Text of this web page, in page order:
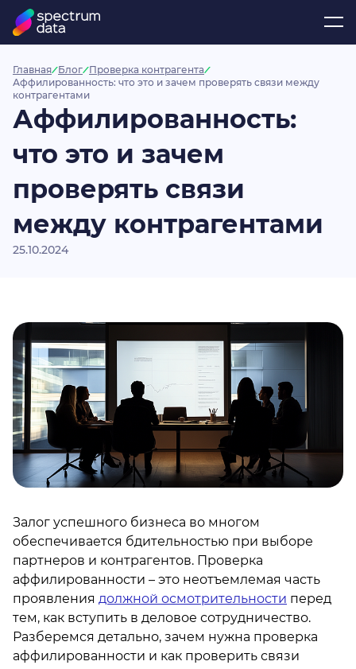
Главная Блог Проверка контрагента
Аффилированность: что это и зачем проверять связи между
контрагентами
Аффилированность:
что это и зачем
проверять связи
между контрагентами
25.10.2024
Залог успешного бизнеса во многом
обеспечивается бдительностью при выборе
партнеров и контрагентов. Проверка
аффилированности – это неотъемлемая часть
проявления должной осмотрительности перед
тем, как вступить в деловое сотрудничество.
Разберемся детально, зачем нужна проверка
аффилированности и как проверить связи